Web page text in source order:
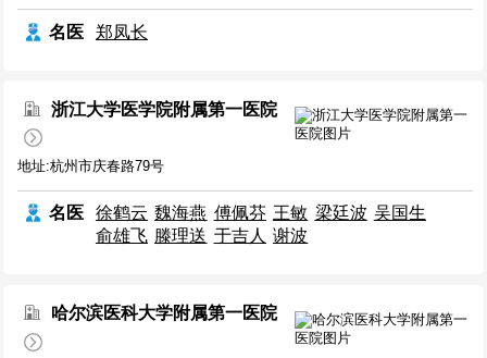
名医 郑凤长
浙江大学医学院附属第一医院
地址:杭州市庆春路79号
名医 徐鹤云 魏海燕 傅佩芬 王敏 梁廷波 吴国生
俞雄飞 滕理送 于吉人 谢波
哈尔滨医科大学附属第一医院